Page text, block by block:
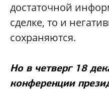
достаточной
сделке, то и
сохраняются.
Но в четверг 18
конференции